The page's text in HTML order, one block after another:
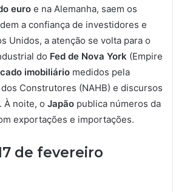
euro e na Alemanha, saem os
a confiança de investidores e
Unidos, a atenção se volta para o
do Fed de Nova York (Empire
imobiliário medidos pela
Construtores (NAHB) e discursos
À noite, o Japão publica números da
exportações e importações.
de fevereiro